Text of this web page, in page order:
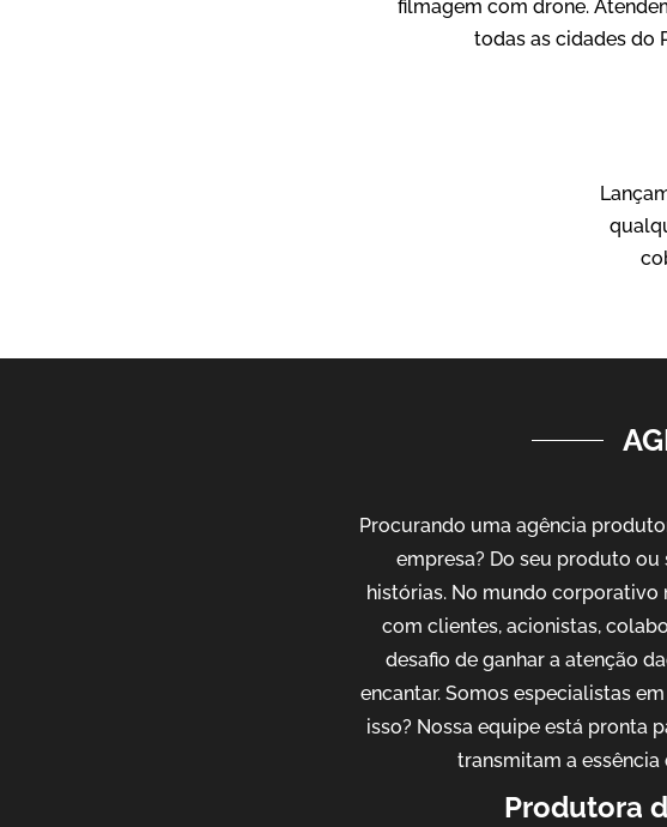
filmagem com drone.
todas as cidades do
Procurando uma agência
empresa? Do seu produto
histórias. No mundo corporativo
com clientes, acionistas,
desafio de ganhar a atenção
encantar. Somos especialistas
isso? Nossa equipe está pronta
transmitam a
Produtora